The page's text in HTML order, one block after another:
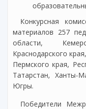
Конкурсная
материалов 257
области,
Краснодарского
Пермского края,
Татарстан, Ханты-
Югры.
Победители